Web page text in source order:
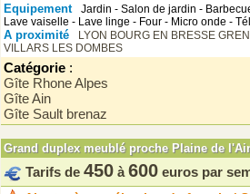
Equipement
Jardin - Salon de jardin -
Lave vaiselle - Lave linge - Four - Micro onde -
A proximité LYON BOURG EN BRESSE
VILLARS LES DOMBES
Catégorie :
Gîte Rhone Alpes
Gîte Ain
Gîte Sault brenaz
Grand duplex meublé proche Plaine de
Tarifs de 450 à 600 euros par